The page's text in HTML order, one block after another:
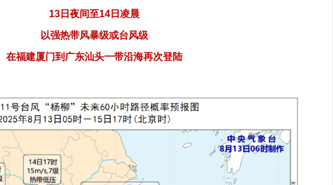
13日夜间至14日凌晨
以强热带风暴级或台风级
在福建厦门到广东汕头一带沿海再次登陆